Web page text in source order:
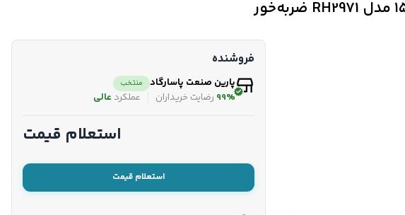
فروشنده
پارین صنعت پاسارگاد منتخب
99% رضایت خریداران عملکرد عالی
استعلام قیمت
استعلام قیمت